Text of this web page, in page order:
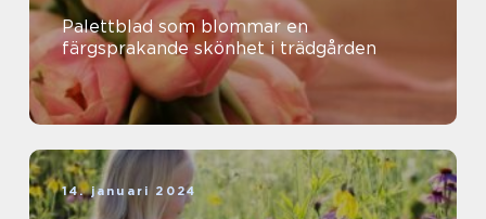
Palettblad som blommar en
färgsprakande skönhet i trädgården
14. januari 2024